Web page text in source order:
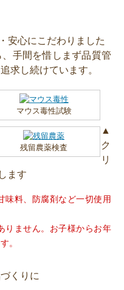
手間を惜しまず品質管
求し続けています。
マウス毒性試験
残留農薬検査
▲
ク
リ
ます
料、防腐剤など一切使用
りません。お子様からお年
。